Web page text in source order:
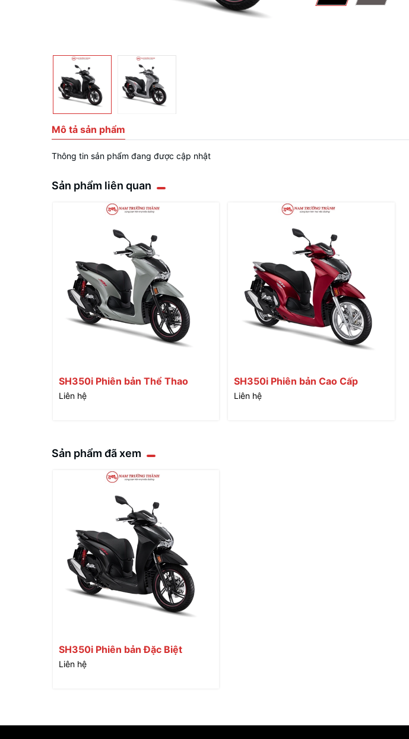
Mô tả sản phẩm
Thông tin sản phẩm đang được cập nhật
Sản phẩm liên quan
SH350i Phiên bản Thể Thao
Liên hệ
SH350i Phiên bản Cao Cấp
Liên hệ
Sản phẩm đã xem
SH350i Phiên bản Đặc Biệt
Liên hệ